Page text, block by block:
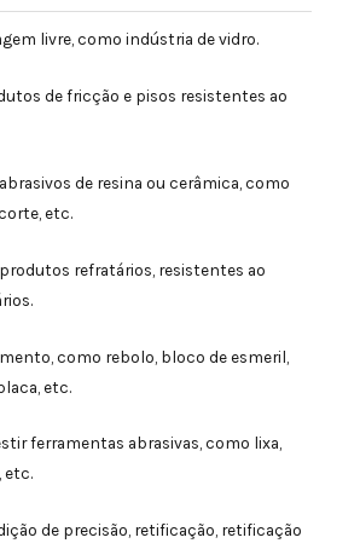
livre, como indústria de vidro.
de fricção e pisos resistentes ao
de resina ou cerâmica, como
etc.
refratários, resistentes ao
como rebolo, bloco de esmeril,
etc.
ferramentas abrasivas, como lixa,
etc.
de precisão, retificação, retificação